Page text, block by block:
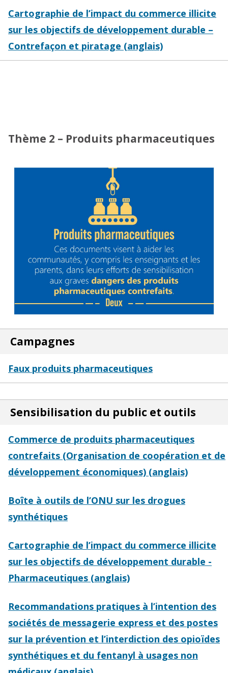
Cartographie de l’impact du commerce illicite
sur les objectifs de développement durable –
Contrefaçon et piratage (anglais)
Thème 2 – Produits pharmaceutiques
Campagnes
Faux produits pharmaceutiques
Sensibilisation du public et outils
Commerce de produits pharmaceutiques
contrefaits (Organisation de coopération et de
développement économiques) (anglais)
Boîte à outils de l’ONU sur les drogues
synthétiques
Cartographie de l’impact du commerce illicite
sur les objectifs de développement durable -
Pharmaceutiques (anglais)
Recommandations pratiques à l’intention des
sociétés de messagerie express et des postes
sur la prévention et l’interdiction des opioïdes
synthétiques et du fentanyl à usages non